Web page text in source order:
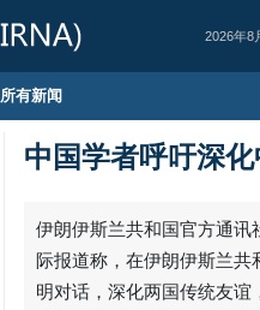
2026年8
所有新闻
中国学者呼吁深
伊朗伊斯兰共和国官方通讯
际报道称，在伊朗伊斯兰共
明对话，深化两国传统友